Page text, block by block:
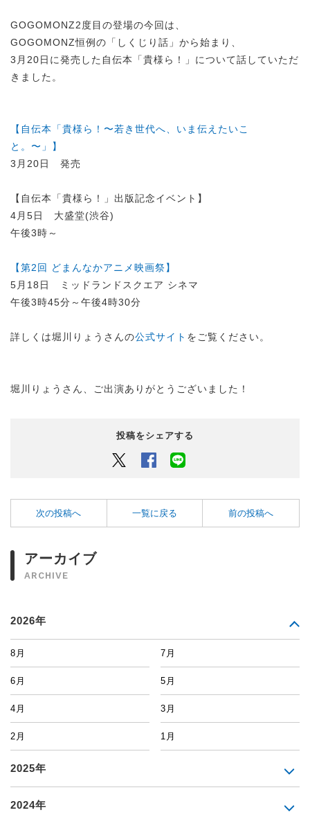
GOGOMONZ2度目の登場の今回は、
GOGOMONZ恒例の「しくじり話」から始まり、
3月20日に発売した自伝本「貴様ら！」について話していただ
きました。
【自伝本「貴様ら！〜若き世代へ、いま伝えたいこ
と。〜」】
3月20日 発売
【自伝本「貴様ら！」出版記念イベント】
4月5日 大盛堂(渋谷)
午後3時～
【第2回 どまんなかアニメ映画祭】
5月18日 ミッドランドスクエア シネマ
午後3時45分～午後4時30分
詳しくは堀川りょうさんの公式サイト をご覧ください。
堀川りょうさん、ご出演ありがとうございました！
投稿をシェアする
Twitter Facebook
次の投稿へ 一覧に戻る 前の投稿へ
アーカイブ
ARCHIVE
2026年
8月 7月
6月 5月
4月 3月
2月 1月
2025年
2024年